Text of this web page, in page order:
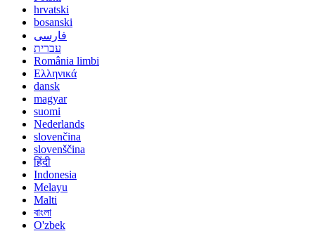
hrvatski
bosanski
فارسی
עברית
România limbi
Ελληνικά
dansk
magyar
suomi
Nederlands
slovenčina
slovenščina
हिंदी
Indonesia
Melayu
Malti
বাংলা
O'zbek